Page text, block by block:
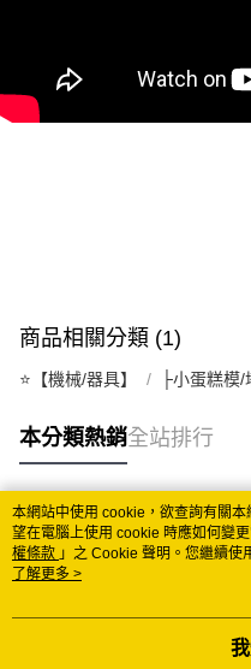
付款後7-11取貨
每筆NT$60
免運費
商品相關分類 (1)
⭐️【機械/器具】 ├小蛋糕模/
本分類熱銷全站排行
熱門標籤
本網站中使用 cookie，欲查詢有關
望在電腦上使用 cookie 時應如何變
權條款 」之 Cookie 聲明。您繼續使
用條款之 Cookie 聲明使用 cookie。
了解更多 >